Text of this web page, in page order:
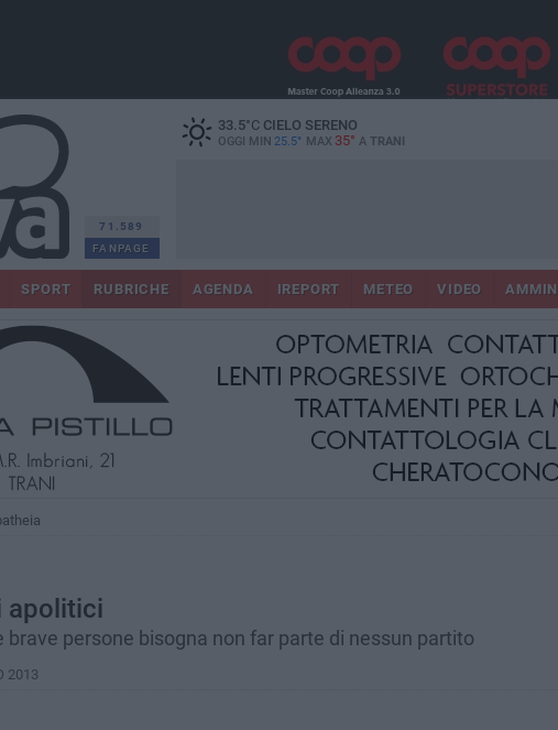
71.589
FANPAGE
33.5°CCIELO SERENO
OGGI MIN 25.5° MAX 35° A TRANI
SPORT RUBRICHE AGENDA IREPORT METEO VIDEO
apolitici
brave persone bisogna non far parte di nessun partito
2013